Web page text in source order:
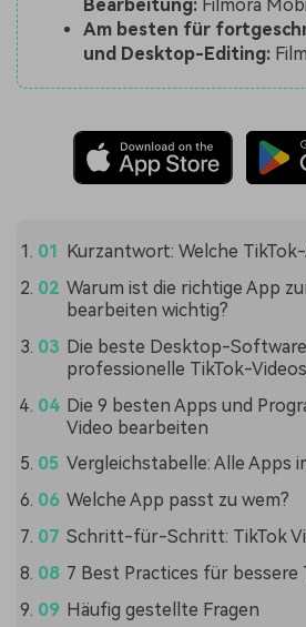
Bearbeitung: Filmora
Am besten für
und Desktop-Editing:
Kurzantwort: Welche
Warum ist die richtige App
bearbeiten wichtig?
Die beste Desktop-
professionelle TikTok-
Die 9 besten Apps und
Video bearbeiten
Vergleichstabelle: Alle Apps
Welche App passt zu wem?
Schritt-für-Schritt: TikTok
7 Best Practices für bessere
Häufig gestellte Fragen